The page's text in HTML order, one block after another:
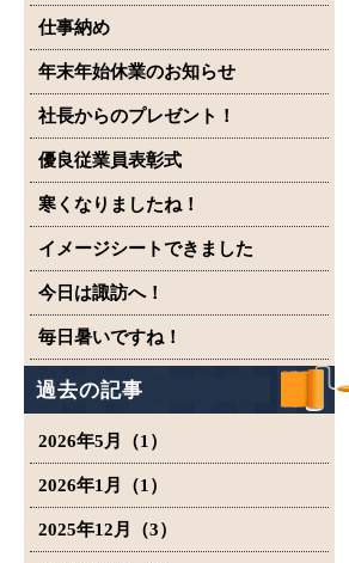
仕事納め
年末年始休業のお知らせ
社長からのプレゼント！
優良従業員表彰式
寒くなりましたね！
イメージシートできました
今日は諏訪へ！
毎日暑いですね！
過去の記事
2026年5月（1）
2026年1月（1）
2025年12月（3）